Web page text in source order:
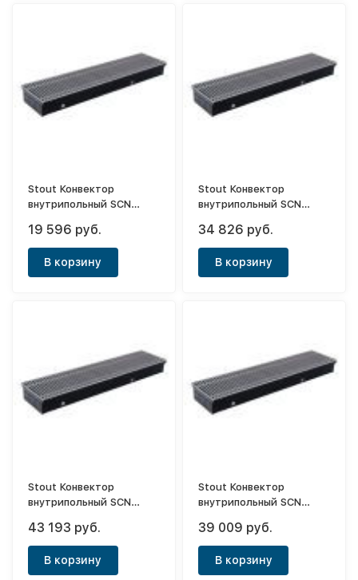
Stout Конвектор
внутрипольный SCN
естественной
конвекцией)
19 596 руб.
В корзину
Stout Конвектор
внутрипольный SCN
естественной
конвекцией)
34 826 руб.
В корзину
Stout Конвектор
внутрипольный SCN
естественной
конвекцией)
43 193 руб.
В корзину
Stout Конвектор
внутрипольный SCN
естественной
конвекцией)
39 009 руб.
В корзину